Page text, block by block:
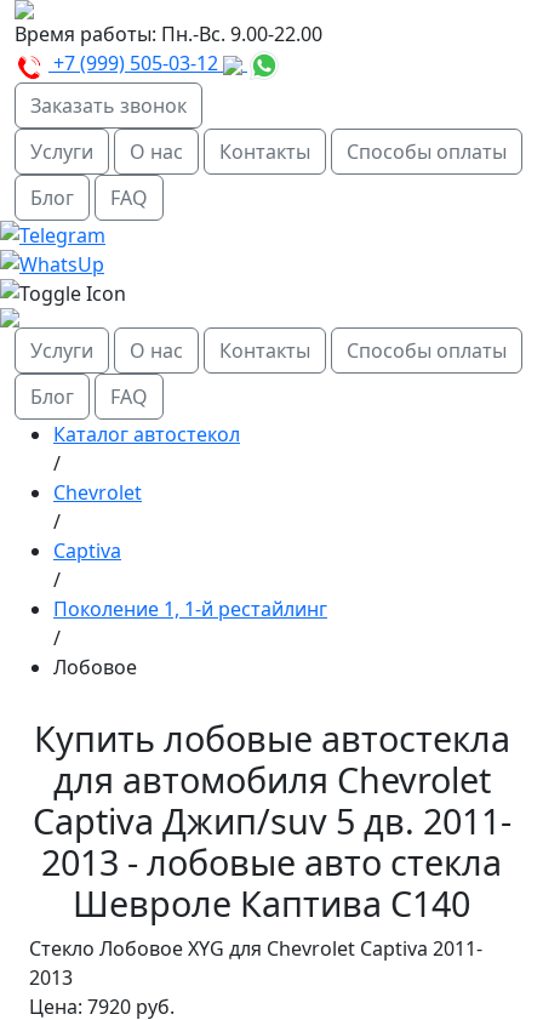
Время работы: Пн.-Вс. 9.00-22.00
+7 (999) 505-03-12
Заказать звонок
Услуги
О нас Контакты
Способы оплаты
Блог
FAQ
Услуги О нас Контакты
Способы оплаты
Блог
FAQ
Каталог автостекол
/
Chevrolet
/
Captiva
/
Поколение 1, 1-й рестайлинг
/
Лобовое
Купить лобовые автостекла
для автомобиля Chevrolet
Captiva Джип/suv 5 дв. 2011-
2013 - лобовые авто стекла
Шевроле Каптива С140
Стекло Лобовое XYG для Chevrolet Captiva 2011-
2013
Цена: 7920 руб.